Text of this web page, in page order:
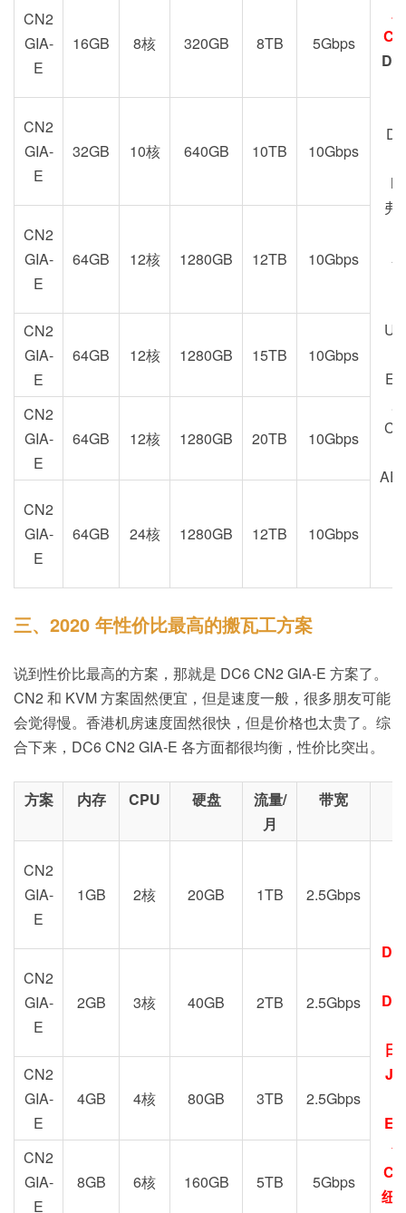
弗
CN2
GIA-
E
16GB 8核 320GB 8TB 5Gbps
CN2
GIA-
E
32GB 10核 640GB 10TB 10Gbps
CN2
GIA-
E
64GB 12核 1280GB 12TB 10Gbps
CN2
GIA-
E
64GB 12核 1280GB 15TB 10Gbps
CN2
GIA-
E
64GB 12核 1280GB 20TB 10Gbps
CN2
GIA-
E
64GB 24核 1280GB 12TB 10Gbps
三、2020 年性价比最高的搬瓦工方案
说到性价比最高的方案，那就是 DC6 CN2 GIA-E 方案了。
CN2 和 KVM 方案固然便宜，但是速度一般，很多朋友可能
会觉得慢。香港机房速度固然很快，但是价格也太贵了。综
合下来，DC6 CN2 GIA-E 各方面都很均衡，性价比突出。
方案 内存 CPU 硬盘
流量/
月
带宽
CN2
GIA-
E
1GB 2核 20GB 1TB 2.5Gbps
日
纽
CN2
GIA-
E
2GB 3核 40GB 2TB 2.5Gbps
CN2
GIA-
E
4GB 4核 80GB 3TB 2.5Gbps
CN2
GIA-
E
8GB 6核 160GB 5TB 5Gbps